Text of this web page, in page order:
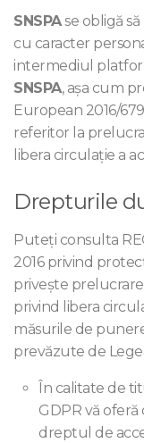
SNSPAse obligă
cu caracter
intermediul
SNSPA, așa cum
European 2016/
referitor la
libera circulație a
Drepturile
Puteţi consulta
2016 privind
priveşte
privind libera
măsurile de
prevăzute de
În calitate de
GDPR vă
dreptul de